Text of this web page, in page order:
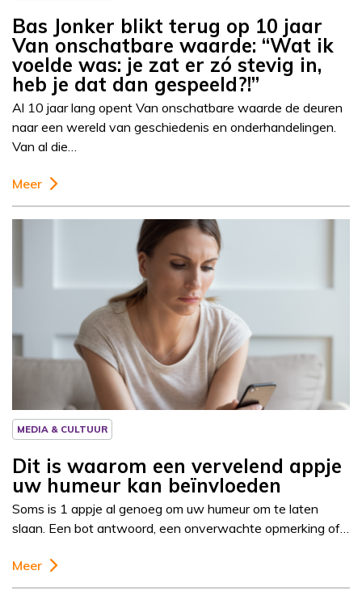
Bas Jonker blikt terug op 10 jaar
Van onschatbare waarde: “Wat ik
voelde was: je zat er zó stevig in,
heb je dat dan gespeeld?!”
Al 10 jaar lang opent Van onschatbare waarde de deuren
naar een wereld van geschiedenis en onderhandelingen.
Van al die…
Meer
MEDIA & CULTUUR
Dit is waarom een vervelend appje
uw humeur kan beïnvloeden
Soms is 1 appje al genoeg om uw humeur om te laten
slaan. Een bot antwoord, een onverwachte opmerking of…
Meer